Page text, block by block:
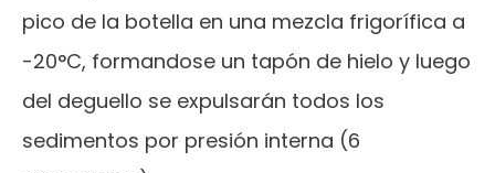
pico de la botella en una mezcla frigorífica a
-20°C, formandose un tapón de hielo y luego
del deguello se expulsarán todos los
sedimentos por presión interna (6